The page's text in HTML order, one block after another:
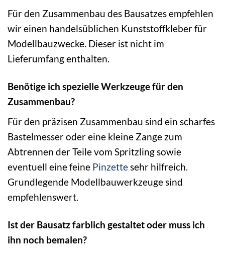
Für den Zusammenbau des Bausatzes empfehlen
wir einen handelsüblichen Kunststoffkleber für
Modellbauzwecke. Dieser ist nicht im
Lieferumfang enthalten.
Benötige ich spezielle Werkzeuge für den
Zusammenbau?
Für den präzisen Zusammenbau sind ein scharfes
Bastelmesser oder eine kleine Zange zum
Abtrennen der Teile vom Spritzling sowie
eventuell eine feine Pinzettesehr hilfreich.
Grundlegende Modellbauwerkzeuge sind
empfehlenswert.
Ist der Bausatz farblich gestaltet oder muss ich
ihn noch bemalen?